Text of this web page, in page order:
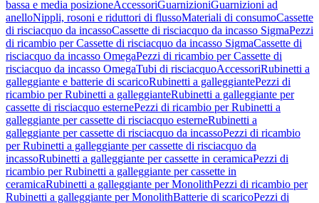
bassa e media posizioneAccessoriGuarnizioniGuarnizioni ad
anelloNippli, rosoni e riduttori di flussoMateriali di consumoCassette
di risciacquo da incassoCassette di risciacquo da incasso SigmaPezzi
di ricambio per Cassette di risciacquo da incasso SigmaCassette di
risciacquo da incasso OmegaPezzi di ricambio per Cassette di
risciacquo da incasso OmegaTubi di risciacquoAccessoriRubinetti a
galleggiante e batterie di scaricoRubinetti a galleggiantePezzi di
ricambio per Rubinetti a galleggianteRubinetti a galleggiante per
cassette di risciacquo esternePezzi di ricambio per Rubinetti a
galleggiante per cassette di risciacquo esterneRubinetti a
galleggiante per cassette di risciacquo da incassoPezzi di ricambio
per Rubinetti a galleggiante per cassette di risciacquo da
incassoRubinetti a galleggiante per cassette in ceramicaPezzi di
ricambio per Rubinetti a galleggiante per cassette in
ceramicaRubinetti a galleggiante per MonolithPezzi di ricambio per
Rubinetti a galleggiante per MonolithBatterie di scaricoPezzi di